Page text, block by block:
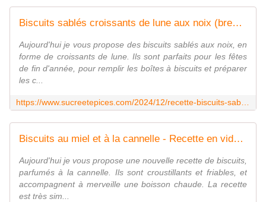
Biscuits sablés croissants de lune aux noix (bredele) - Recette en vidéo - www.sucreetepices.com
Aujourd'hui je vous propose des biscuits sablés aux noix, en
forme de croissants de lune. Ils sont parfaits pour les fêtes
de fin d'année, pour remplir les boîtes à biscuits et préparer
les c...
Biscuits au miel et à la cannelle - Recette en vidéo - www.sucreetepices.com
Aujourd'hui je vous propose une nouvelle recette de biscuits,
parfumés à la cannelle. Ils sont croustillants et friables, et
accompagnent à merveille une boisson chaude. La recette
est très sim...